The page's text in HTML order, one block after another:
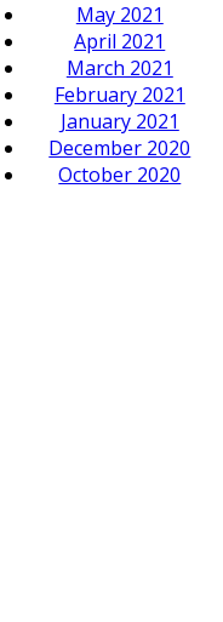
May 2021
April 2021
March 2021
February 2021
January 2021
December 2020
October 2020